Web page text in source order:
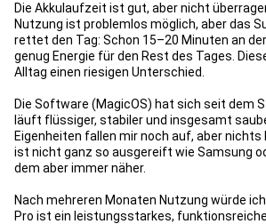
Die Akkulaufzeit ist gut, aber nicht
Nutzung ist problemlos möglich, aber das
rettet den Tag: Schon 15–20 Minuten an
genug Energie für den Rest des Tages.
Alltag einen riesigen Unterschied.
Die Software (MagicOS) hat sich seit dem
läuft flüssiger, stabiler und insgesamt
Eigenheiten fallen mir noch auf, aber nichts
ist nicht ganz so ausgereift wie Samsung
dem aber immer näher.
Nach mehreren Monaten Nutzung würde
Pro ist ein leistungsstarkes,